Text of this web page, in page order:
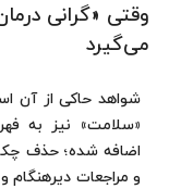
وقتی «گرانی
می‌گیرد
شواهد حاکی از آن
«سلامت» نیز به
اضافه شده؛ حذف
و مراجعات دیرهنگام